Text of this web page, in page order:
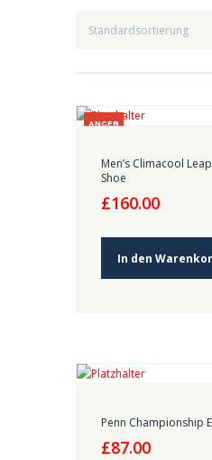
ANGEB
Men’s Climacool
Shoe
Ursprünglicher
war:
£240.00
£160.00
ist:
In den
Penn Championship
£87.00